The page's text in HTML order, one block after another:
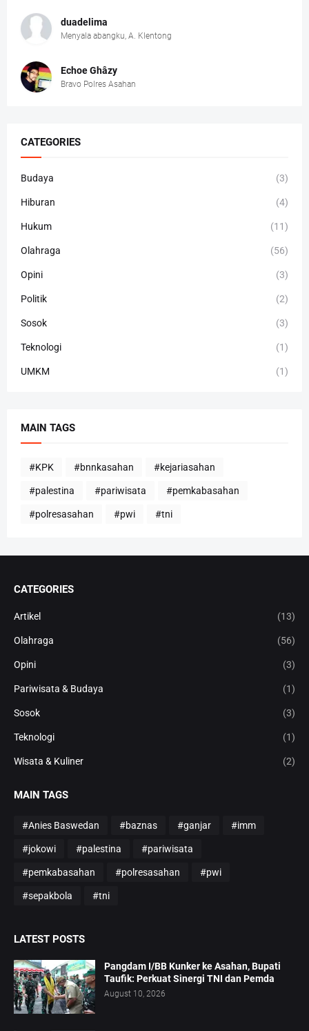
duadelima
Menyala abangku, A. Klentong
Echoe Ghâzy
Bravo Polres Asahan
CATEGORIES
Budaya (3)
Hiburan (4)
Hukum (11)
Olahraga (56)
Opini (3)
Politik (2)
Sosok (3)
Teknologi (1)
UMKM (1)
MAIN TAGS
#KPK #bnnkasahan #kejariasahan
#palestina #pariwisata #pemkabasahan
#polresasahan #pwi #tni
CATEGORIES
Artikel (13)
Olahraga (56)
Opini (3)
Pariwisata & Budaya (1)
Sosok (3)
Teknologi (1)
Wisata & Kuliner (2)
MAIN TAGS
#Anies Baswedan #baznas #ganjar #imm
#jokowi #palestina #pariwisata
#pemkabasahan #polresasahan #pwi
#sepakbola #tni
LATEST POSTS
Pangdam I/BB Kunker ke Asahan, Bupati
Taufik: Perkuat Sinergi TNI dan Pemda
August 10, 2026